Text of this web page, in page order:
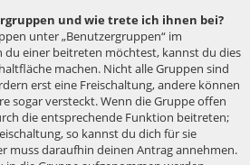
und wie trete ich ihnen bei?
unter „Benutzergruppen“ im
du einer beitreten möchtest, kannst du dies
machen. Nicht alle Gruppen sind
erst eine Freischaltung, andere können
sogar versteckt. Wenn die Gruppe offen
die entsprechende Funktion beitreten;
so kannst du dich für sie
muss daraufhin deinen Antrag annehmen.